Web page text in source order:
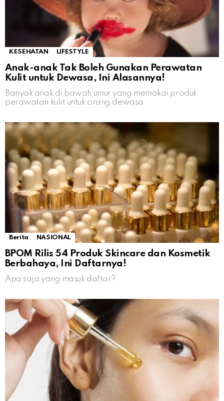
KESEHATAN LIFESTYLE
Anak-anak Tak Boleh Gunakan Perawatan
Kulit untuk Dewasa, Ini Alasannya!
Banyak anak di bawah umur yang memakai produk
perawatan kulit untuk orang dewasa
Berita NASIONAL
BPOM Rilis 54 Produk Skincare dan Kosmetik
Berbahaya, Ini Daftarnya!
Apa saja yang masuk daftar?